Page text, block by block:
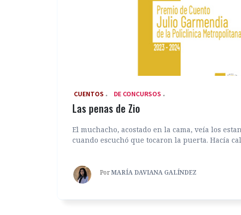
‎ CUENTOS DE CONCURSOS
Las penas de Zio
El muchacho, acostado en la cama, veía los
cuando escuchó que tocaron la puerta. Hacía
PorMARÍA DAVIANA GALÍNDEZ